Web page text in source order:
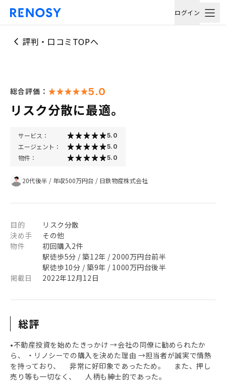
ログイン
評判・口コミTOPへ
総合評価： 5.0
リスク分散に最適。
サービス： 5.0
エージェント： 5.0
物件： 5.0
20代後半 / 年収500万円台 / 日鉄物産株式会社
目的
リスク分散
決め手
その他
物件
初回購入2件
駅徒歩5分 / 築12年 / 2000万円台前半
駅徒歩10分 / 築9年 / 1000万円台後半
掲載日
2022年12月12日
総評
•不動産投資を始めたきっかけ →会社の同僚に勧められたか
ら、 ・リノシーでの購入を決めた理由 →担当者が誠実で情熱
を持っており、 非常に好印象であったため。 また、押し
売り等も一切なく、 人柄も紳士的であった。